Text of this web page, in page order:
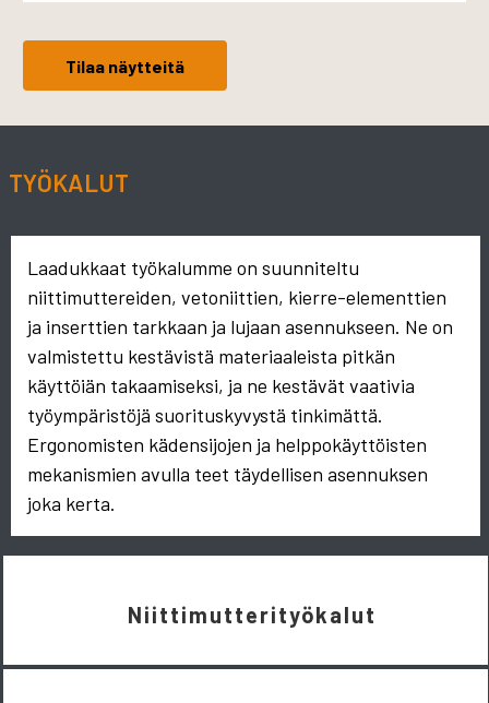
Tilaa näytteitä
TYÖKALUT
Laadukkaat työkalumme on suunniteltu
niittimuttereiden, vetoniittien, kierre-elementtien
ja inserttien tarkkaan ja lujaan asennukseen. Ne on
valmistettu kestävistä materiaaleista pitkän
käyttöiän takaamiseksi, ja ne kestävät vaativia
työympäristöjä suorituskyvystä tinkimättä.
Ergonomisten kädensijojen ja helppokäyttöisten
mekanismien avulla teet täydellisen asennuksen
joka kerta.
Niittimutterityökalut